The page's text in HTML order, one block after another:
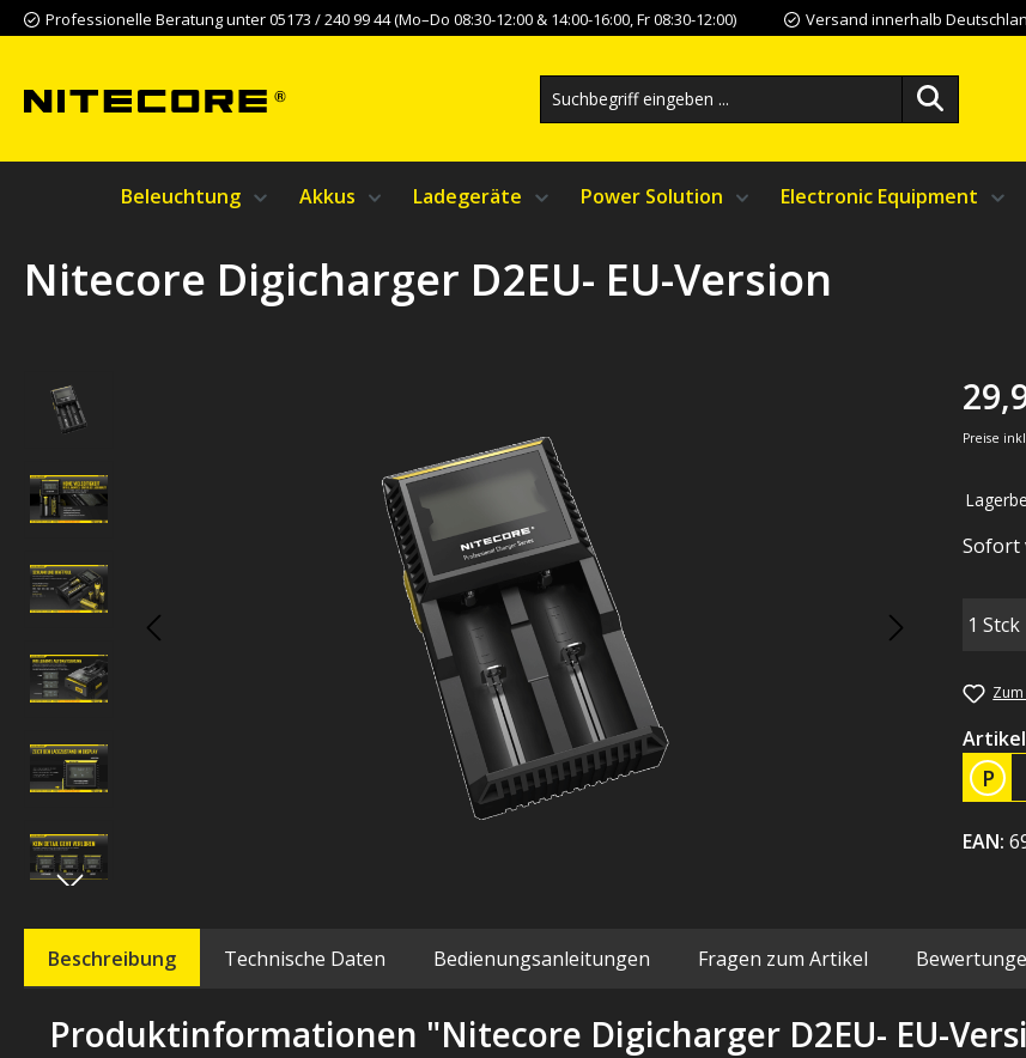
Hauptinhalt springen
Zur Suche springen
Zur Hauptnavigation springen
Professionelle Beratung unter 05173 / 240 99 44 (Mo–Do 08:30-12:00 & 14:00-16:00, Fr 08:30-12:00) Versand innerhalb
Beleuchtung Akkus Ladegeräte Power Solution Electronic Equipment
Nitecore Digicharger D2EU- EU-Version
Bildergalerie überspringen
Preise
Sofort
P
EAN:
Beschreibung Technische Daten Bedienungsanleitungen Fragen zum Artikel
Produktinformationen "Nitecore Digicharger D2EU- EU-